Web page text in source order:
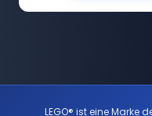
LEGO® ist eine Marke